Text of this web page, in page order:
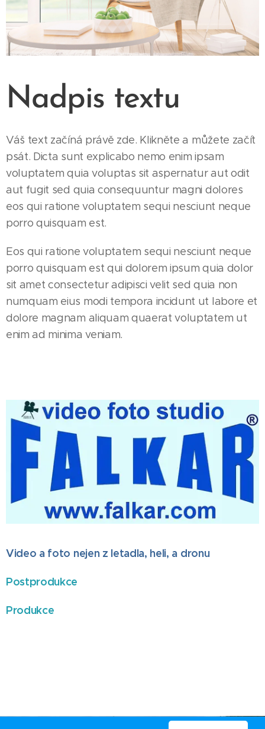
Nadpis textu
Váš text začíná právě zde. Klikněte a můžete začít
psát. Dicta sunt explicabo nemo enim ipsam
voluptatem quia voluptas sit aspernatur aut odit
aut fugit sed quia consequuntur magni dolores
eos qui ratione voluptatem sequi nesciunt neque
porro quisquam est.
Eos qui ratione voluptatem sequi nesciunt neque
porro quisquam est qui dolorem ipsum quia dolor
sit amet consectetur adipisci velit sed quia non
numquam eius modi tempora incidunt ut labore et
dolore magnam aliquam quaerat voluptatem ut
enim ad minima veniam.
Video a foto nejen z letadla, heli, a dronu
Postprodukce
Produkce